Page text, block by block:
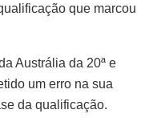
que marcou
Austrália da 20ª e
um erro na sua
da qualificação.